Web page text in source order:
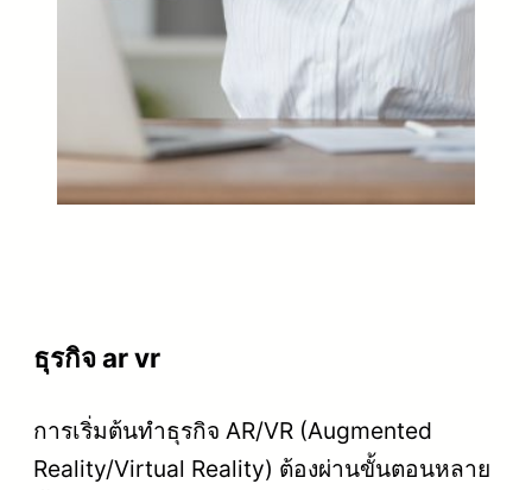
ธุรกิจ ar vr
การเริ่มต้นทำธุรกิจ AR/VR (Augmented
Reality/Virtual Reality) ต้องผ่านขั้นตอนหลาย